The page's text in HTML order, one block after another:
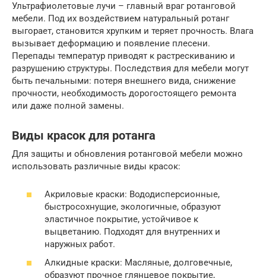
Ультрафиолетовые лучи – главный враг ротанговой
мебели. Под их воздействием натуральный ротанг
выгорает, становится хрупким и теряет прочность. Влага
вызывает деформацию и появление плесени.
Перепады температур приводят к растрескиванию и
разрушению структуры. Последствия для мебели могут
быть печальными: потеря внешнего вида, снижение
прочности, необходимость дорогостоящего ремонта
или даже полной замены.
Виды красок для ротанга
Для защиты и обновления ротанговой мебели можно
использовать различные виды красок:
Акриловые краски: Вододисперсионные,
быстросохнущие, экологичные, образуют
эластичное покрытие, устойчивое к
выцветанию. Подходят для внутренних и
наружных работ.
Алкидные краски: Масляные, долговечные,
образуют прочное глянцевое покрытие,